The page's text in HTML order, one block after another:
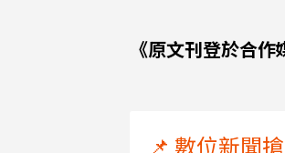
《原文刊登於合作
📌 數位新聞